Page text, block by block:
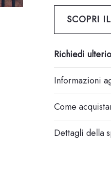
SCOPRI
Richiedi
Informazioni
Come
Dettagli della